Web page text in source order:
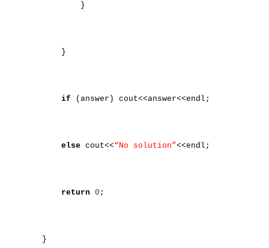
}
}
if (answer) cout<<answer<<endl;
else cout<<“No solution”<<endl;
return 0 ;
}